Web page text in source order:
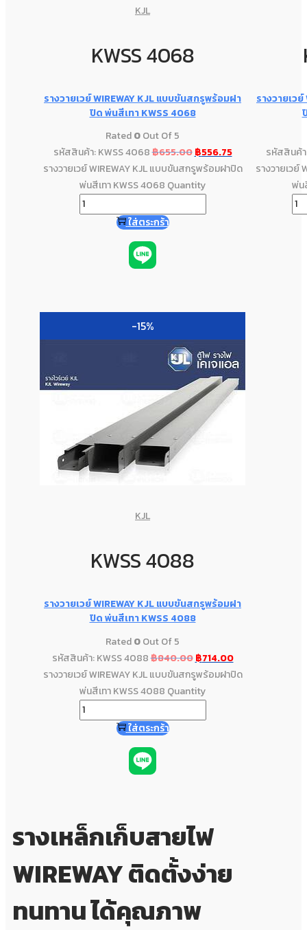
KJL
KWSS 4068
รางวายเวย์ WIREWAY KJL แบบขันสกรูพร้อมฝา
ปิด พ่นสีเทา KWSS 4068
Rated0Out Of 5
รหัสสินค้า: KWSS 4068฿655.00 ฿556.75
รางวายเวย์ WIREWAY KJL แบบขันสกรูพร้อมฝาปิด
พ่นสีเทา KWSS 4068 Quantity
ใส่ตระกร้า
รางวายเว
รหัสสินค้
รางวายเวย์
พ่น
-15%
KJL
KWSS 4088
รางวายเวย์ WIREWAY KJL แบบขันสกรูพร้อมฝา
ปิด พ่นสีเทา KWSS 4088
Rated0Out Of 5
รหัสสินค้า: KWSS 4088฿840.00 ฿714.00
รางวายเวย์ WIREWAY KJL แบบขันสกรูพร้อมฝาปิด
พ่นสีเทา KWSS 4088 Quantity
ใส่ตระกร้า
รางเหล็กเก็บสายไฟ
WIREWAY ติดตั้งง่าย
ทนทาน ได้คุณภาพ